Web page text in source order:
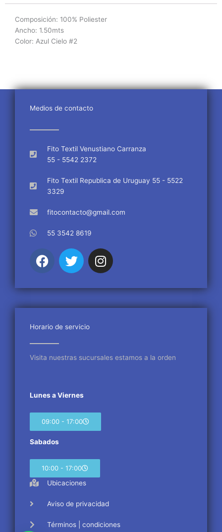
Composición: 100% Poliester
Ancho: 1.50mts
Color: Azul Cielo #2
Medios de contacto
Fito Textil Venustiano Carranza
55 - 5542 2372
Fito Textil Republica de Uruguay 55 - 5522
3329
fitocontacto@gmail.com
55 3542 8619
F
a
e
b
o
k
T
w
t
t
r
I
n
t
a
m
Horario de servicio
Visita nuestras sucursales estamos a la orden
Lunes a Viernes
09:00 - 17:00
Sabados
10:00 - 17:00
Ubicaciones
Aviso de privacidad
Términos | condiciones